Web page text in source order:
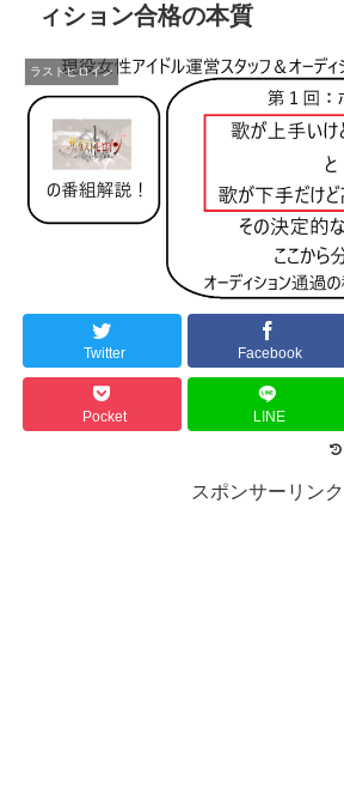
ィション合格の本質
ラストヒロイン
Twitter Facebook
Pocket LINE
スポンサーリンク